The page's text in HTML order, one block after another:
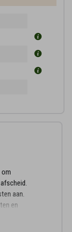
aan.
en